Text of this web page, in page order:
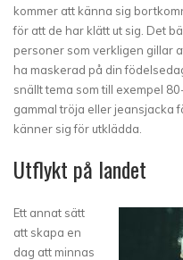
kommer att känna sig
för att de har klätt ut sig. Det
personer som verkligen gillar
ha maskerad på din
snällt tema som till exempel
gammal tröja eller jeansjacka
känner sig för utklädda.
Utflykt på landet
Ett annat sätt
att skapa en
dag att minnas